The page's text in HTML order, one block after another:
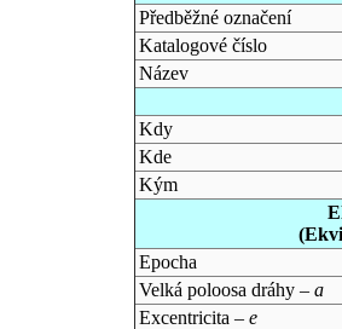
Předběžné označení
Katalogové číslo
Název
Kdy
Kde
Kým
Epocha
Velká poloosa dráhy – a
Excentricita – e